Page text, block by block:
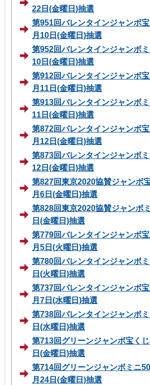
22日(金曜日)抽選
第951回バレンタインジャンボ
月10日(金曜日)抽選
第952回バレンタインジャンボ
10日(金曜日)抽選
第912回バレンタインジャンボ
月11日(金曜日)抽選
第913回バレンタインジャンボ
11日(金曜日)抽選
第872回バレンタインジャンボ
月12日(金曜日)抽選
第873回バレンタインジャンボ
12日(金曜日)抽選
第827回東京2020協賛ジャンボ
月6日(金曜日)抽選
第828回東京2020協賛ジャンボ
日(金曜日)抽選
第779回バレンタインジャンボ
月5日(火曜日)抽選
第780回バレンタインジャンボ
日(火曜日)抽選
第737回バレンタインジャンボ
月7日(水曜日)抽選
第738回バレンタインジャンボ
日(水曜日)抽選
第713回グリーンジャンボ宝く
日(金曜日)抽選
第714回グリーンジャンボミニ
月24日(金曜日)抽選